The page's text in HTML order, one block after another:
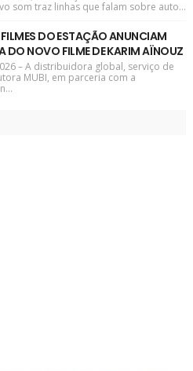
som traz linhas que falam sobre auto...
DO ESTAÇÃO ANUNCIAM
DO NOVO FILME DE KARIM AÏNOUZ
– A distribuidora global, serviço de
MUBI, em parceria com a